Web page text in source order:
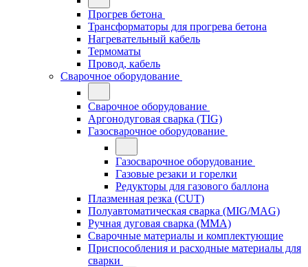
Прогрев бетона
Трансформаторы для прогрева бетона
Нагревательный кабель
Термоматы
Провод, кабель
Сварочное оборудование
Сварочное оборудование
Аргонодуговая сварка (TIG)
Газосварочное оборудование
Газосварочное оборудование
Газовые резаки и горелки
Редукторы для газового баллона
Плазменная резка (CUT)
Полуавтоматическая сварка (MIG/MAG)
Ручная дуговая сварка (MMA)
Сварочные материалы и комплектующие
Приспособления и расходные материалы для
сварки